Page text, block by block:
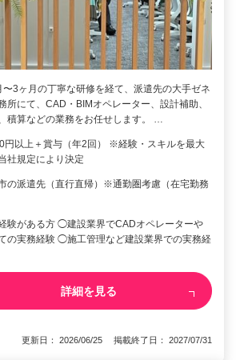
〜3ヶ月の丁寧な研修を経て、派遣先の大手ゼネ
所にて、CAD・BIMオペレーター、設計補助、
積算などの業務をお任せします。 …
円以上＋賞与（年2回） ※経験・スキルを最大
社規定により決定
の派遣先（直行直帰）※通勤圏考慮（在宅勤務
験がある方 ◯建設業界でCADオペレーターや
の実務経験 ◯施工管理など建設業界での実務経
詳細を見る
更新日： 2026/06/25 掲載終了日： 2027/07/31